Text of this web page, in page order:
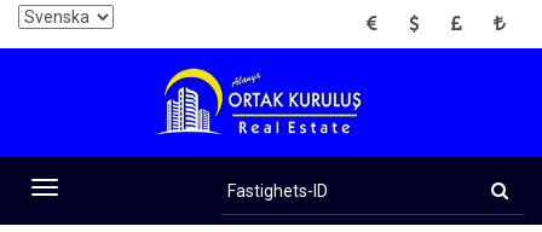
EUR USD GBP TRY
Toggle
navigation
ID